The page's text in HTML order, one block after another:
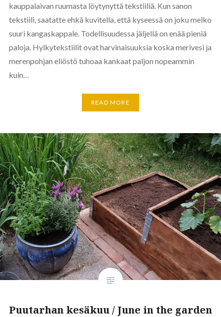
kauppalaivan ruumasta löytynyttä tekstiiliä. Kun sanon
tekstiili, saatatte ehkä kuvitella, että kyseessä on joku melko
suuri kangaskappale. Todellisuudessa jäljellä on enää pieniä
paloja. Hylkytekstiilit ovat harvinaisuuksia koska merivesi ja
merenpohjan eliöstö tuhoaa kankaat paljon nopeammin
kuin…
READ MORE
Puutarhan kesäkuu / June in the garden